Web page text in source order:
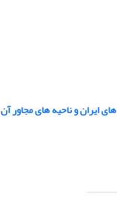
ایران و ناحیه های مجاور آن